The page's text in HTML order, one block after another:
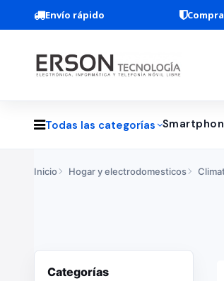
Envío rápido
Todas las categorías
Inicio Hogar y electrodomesticos
Categorías